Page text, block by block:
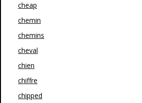
cheap
chemin
chemins
cheval
chien
chiffre
chipped